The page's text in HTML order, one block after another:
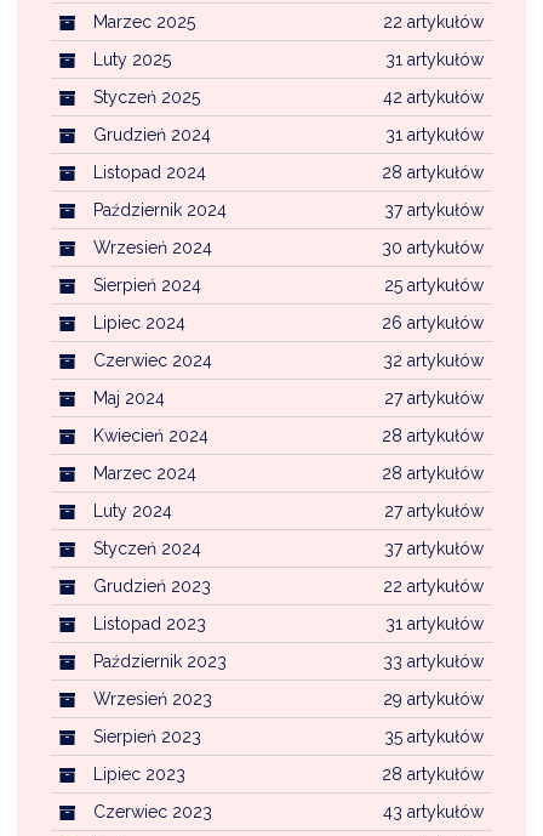
22 artykułów
Marzec 2025
31 artykułów
Luty 2025
42 artykułów
Styczeń 2025
31 artykułów
Grudzień 2024
28 artykułów
Listopad 2024
37 artykułów
Październik 2024
30 artykułów
Wrzesień 2024
25 artykułów
Sierpień 2024
26 artykułów
Lipiec 2024
32 artykułów
Czerwiec 2024
27 artykułów
Maj 2024
28 artykułów
Kwiecień 2024
28 artykułów
Marzec 2024
27 artykułów
Luty 2024
37 artykułów
Styczeń 2024
22 artykułów
Grudzień 2023
31 artykułów
Listopad 2023
33 artykułów
Październik 2023
29 artykułów
Wrzesień 2023
35 artykułów
Sierpień 2023
28 artykułów
Lipiec 2023
43 artykułów
Czerwiec 2023